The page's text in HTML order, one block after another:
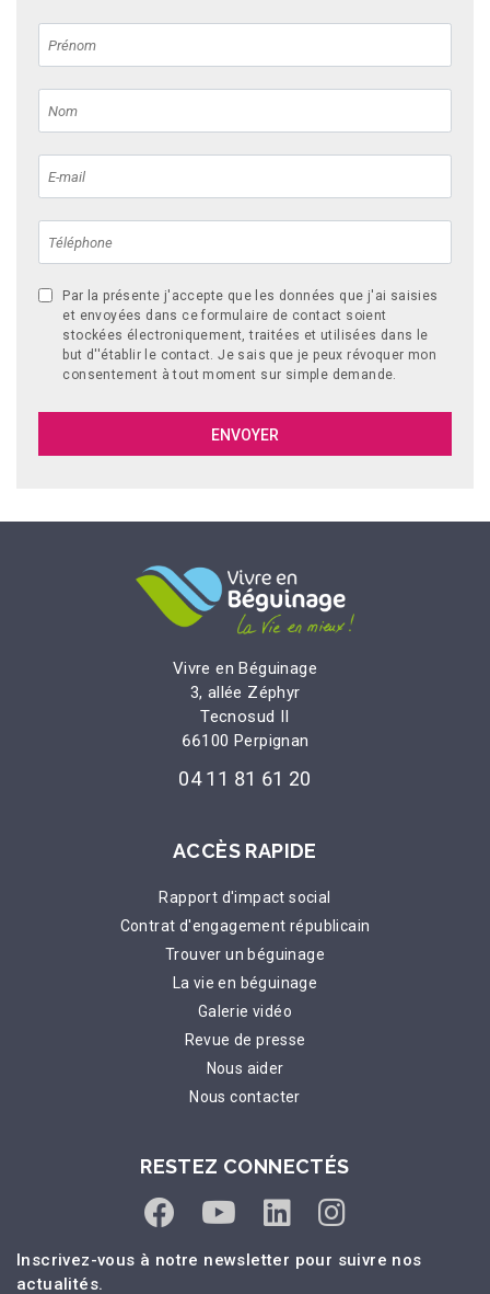
Par la présente j'accepte que les données que j'ai saisies
et envoyées dans ce formulaire de contact soient
stockées électroniquement, traitées et utilisées dans le
but d''établir le contact. Je sais que je peux révoquer mon
consentement à tout moment sur simple demande.
Vivre en Béguinage
3, allée Zéphyr
Tecnosud II
66100 Perpignan
04 11 81 61 20
ACCÈS RAPIDE
Rapport d'impact social
Contrat d'engagement républicain
Trouver un béguinage
La vie en béguinage
Galerie vidéo
Revue de presse
Nous aider
Nous contacter
RESTEZ CONNECTÉS
Inscrivez-vous à notre newsletter pour suivre nos
actualités.